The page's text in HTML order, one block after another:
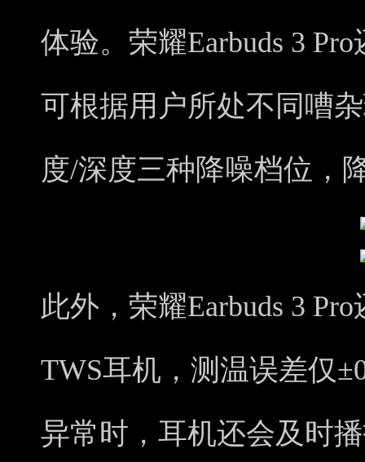
体验。荣耀Earbuds 3
可根据用户所处不同嘈
度/深度三种降噪档位，
此外，荣耀Earbuds 3
TWS耳机，测温误差仅
异常时，耳机还会及时